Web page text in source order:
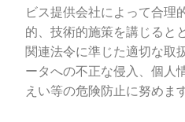
ビス提供会社によって合理
的、技術的施策を講じると
関連法令に準じた適切な取
ータへの不正な侵入、個人
えい等の危険防止に努めま